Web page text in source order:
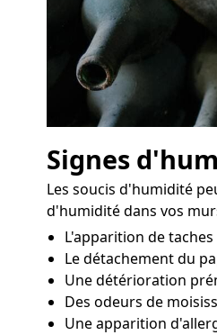
Signes
Les soucis d'humidité
d'humidité dans vos
L'apparition de
Le détachement du
Une détérioration
Des odeurs de
Une apparition